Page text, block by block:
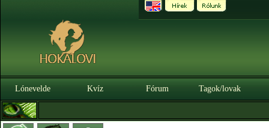
Lónevelde Kvíz Fórum Tagok/lovak